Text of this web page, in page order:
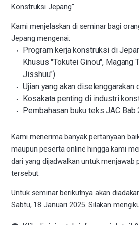
Konstruksi Jepang".
Kami menjelaskan di seminar bagi
Jepang mengenai:
Program kerja konstruksi di
Khusus "Tokutei Ginou", Magang
Jisshuu")
Ujian yang akan diselenggarakan
Kosakata penting di industri
Pembahasan buku teks JAC Bab
Kami menerima banyak pertanyaan
maupun peserta online hingga kami
dari yang dijadwalkan untuk menjawab
tersebut.
Untuk seminar berikutnya akan
Sabtu, 18 Januari 2025. Silakan